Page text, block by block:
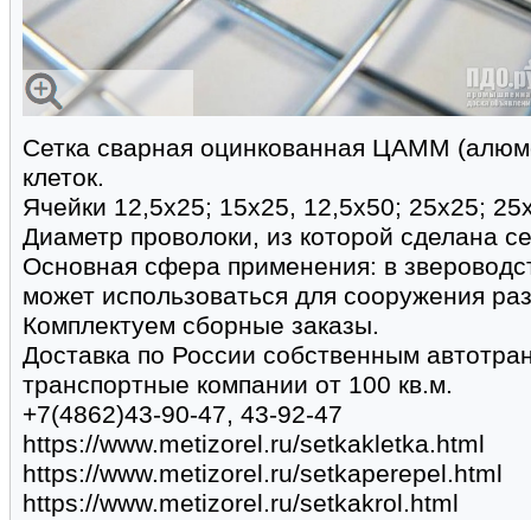
Сетка сварная оцинкованная ЦАММ
клеток.
Ячейки 12,5х25; 15х25, 12,5х50; 25х25;
Диаметр проволоки, из которой сделана
Основная сфера применения: в
может использоваться для сооружения
Комплектуем сборные заказы.
Доставка по России собственным
транспортные компании от 100 кв.м.
+7(4862)43-90-47, 43-92-47
https://www.metizorel.ru/setkakletka.html
https://www.metizorel.ru/setkaperepel.html
https://www.metizorel.ru/setkakrol.html